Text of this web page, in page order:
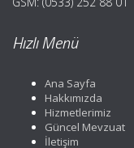
Hızlı Menü
Ana Sayfa
Hakkımızda
Hizmetlerimiz
Güncel Mevzuat
İletişim